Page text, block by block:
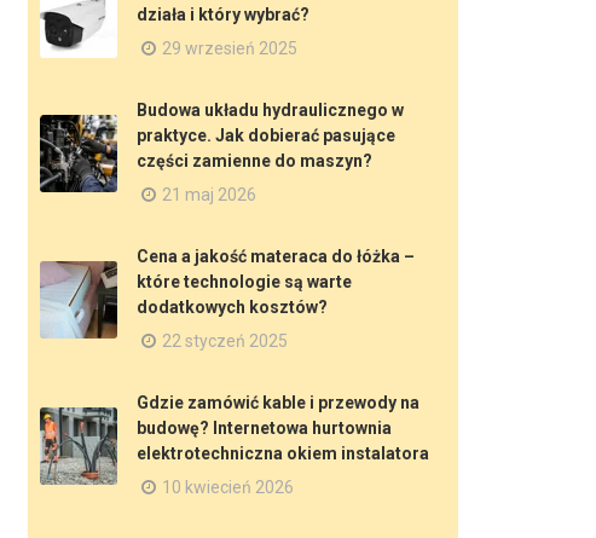
działa i który wybrać?
29 wrzesień 2025
Budowa układu hydraulicznego w
praktyce. Jak dobierać pasujące
części zamienne do maszyn?
21 maj 2026
Cena a jakość materaca do łóżka –
które technologie są warte
dodatkowych kosztów?
22 styczeń 2025
Gdzie zamówić kable i przewody na
budowę? Internetowa hurtownia
elektrotechniczna okiem instalatora
10 kwiecień 2026